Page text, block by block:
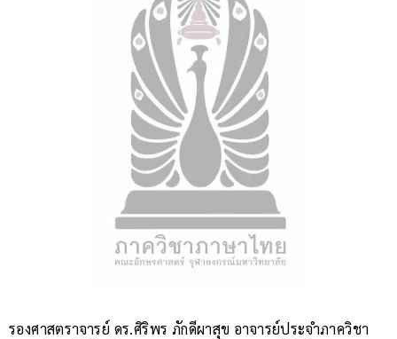
รองศาสตราจารย์ ดร.ศิริพร ภักดีผาสุข อาจารย์ประจำภาควิชา